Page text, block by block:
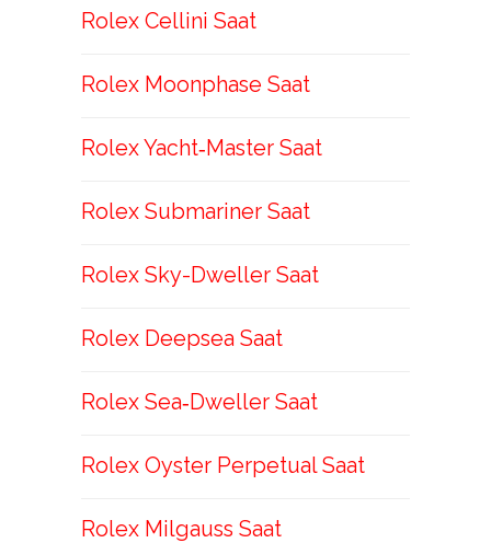
Rolex Cellini Saat
Rolex Moonphase Saat
Rolex Yacht‑Master Saat
Rolex Submariner Saat
Rolex Sky-Dweller Saat
Rolex Deepsea Saat
Rolex Sea‑Dweller Saat
Rolex Oyster Perpetual Saat
Rolex Milgauss Saat